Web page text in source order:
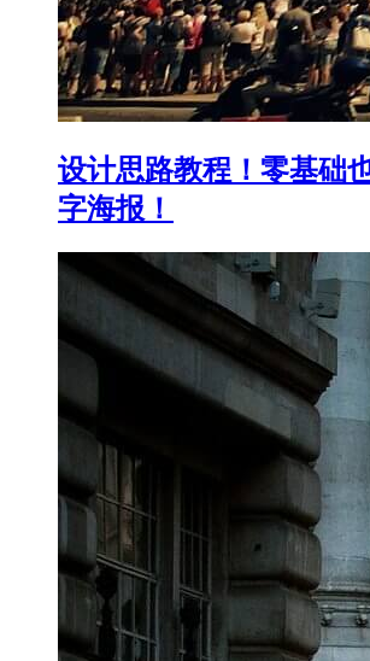
设计思路教程！零基础
字海报！